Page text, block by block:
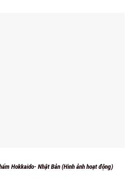
Hokkaido- Nhật Bản (Hình ảnh hoạt động)